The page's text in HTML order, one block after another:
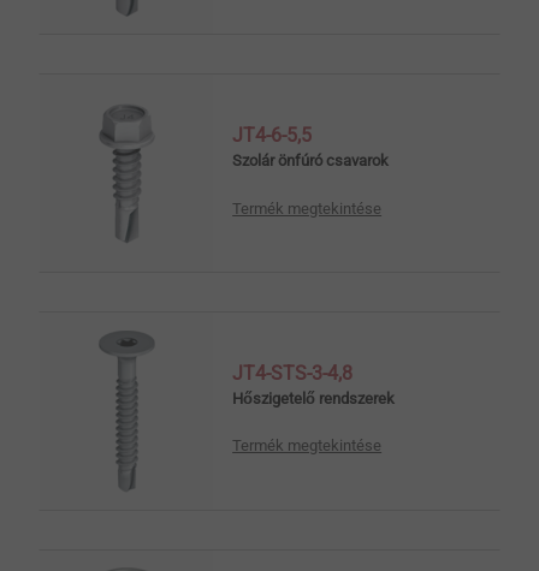
JT4-6-5,5
Szolár önfúró csavarok
Termék megtekintése
JT4-STS-3-4,8
Hőszigetelő rendszerek
Termék megtekintése